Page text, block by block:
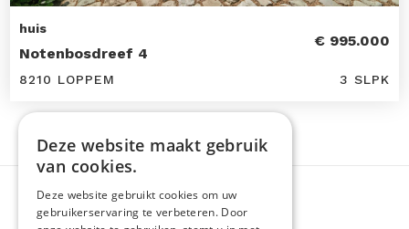
huis
Notenbosdreef 4
€ 995.000
8210 LOPPEM 3 SLPK
Deze website maakt gebruik
van cookies.
Deze website gebruikt cookies om uw
gebruikerservaring te verbeteren. Door